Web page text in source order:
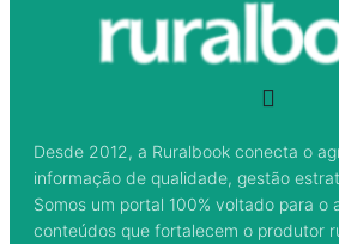
Desde 2012, a Ruralbook conecta o
informação de qualidade, gestão
Somos um portal 100% voltado para o
conteúdos que fortalecem o produtor